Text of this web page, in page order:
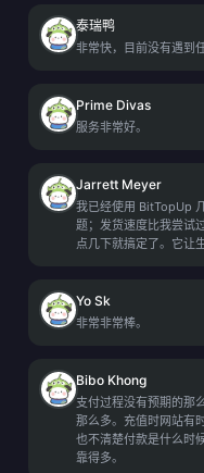
泰瑞鸭
非常快，目前没有遇到
Prime Divas
服务非常好。
Jarrett Meyer
我已经使用 BitTopUp
题；发货速度比我尝试
点几下就搞定了。它让
Yo Sk
非常非常棒。
Bibo Khong
支付过程没有预期的那
那么多。充值时网站有
也不清楚付款是什么时
靠得多。